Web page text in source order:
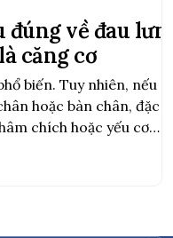
đúng về đau
căng cơ
biến. Tuy nhiên, nếu
hoặc bàn chân, đặc
chích hoặc yếu cơ,